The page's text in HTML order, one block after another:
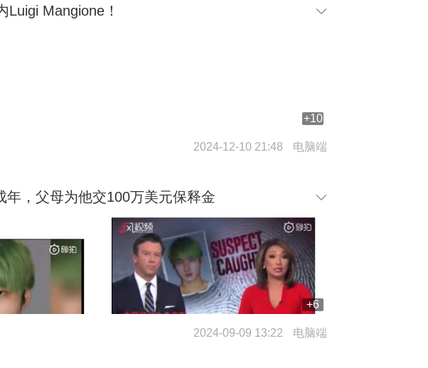
Luigi Mangione！
+10
2024-12-10 21:48 电脑端
，父母为他交100万美元保释金
+6
2024-09-09 13:22 电脑端